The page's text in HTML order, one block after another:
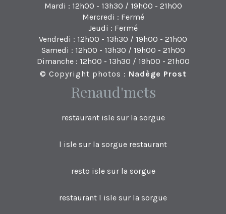
Mardi : 12h00 - 13h30 / 19h00 - 21h00
Mercredi : Fermé
Jeudi : Fermé
Vendredi : 12h00 - 13h30 / 19h00 - 21h00
Samedi : 12h00 - 13h30 / 19h00 - 21h00
Dimanche : 12h00 - 13h30 / 19h00 - 21h00
© Copyright photos : Nadège Prost
Renaud'mets
restaurant isle sur la sorgue
l isle sur la sorgue restaurant
resto isle sur la sorgue
restaurant l isle sur la sorgue